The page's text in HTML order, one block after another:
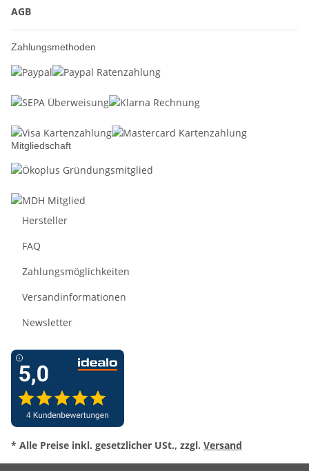
AGB
Zahlungsmethoden
Mitgliedschaft
Hersteller
FAQ
Zahlungsmöglichkeiten
Versandinformationen
Newsletter
* Alle Preise inkl. gesetzlicher USt., zzgl. Versand